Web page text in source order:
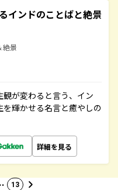
インドのことばと絶景
絶景
が変わると言う、イン
輝かせる名言と癒やしの
詳細を見る
13